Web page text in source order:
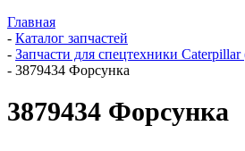
Главная
- Каталог запчастей
- Запчасти для спецтехники
- 3879434 Форсунка
3879434 Форсунка